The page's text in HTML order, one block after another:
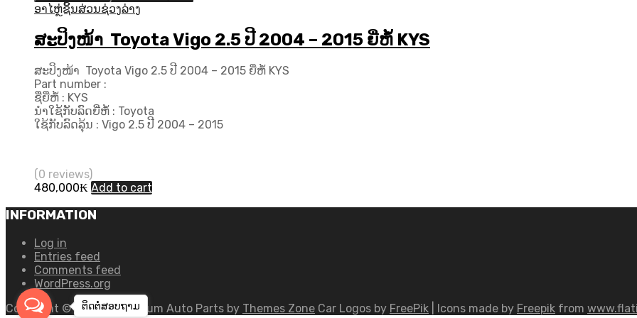
ອາໄຫຼ່ຊິ້ນສ່ວນຊ່ວງລ່າງ
ສະປິງໜ້າ Toyota Vigo 2.5 ປີ 2004 – 2015 ຍີ່ຫໍ້ KYS
ສະປິງໜ້າ Toyota Vigo 2.5 ປີ 2004 – 2015 ຍີ່ຫໍ້ KYS
Part number :
ຊື່ຍີ່ຫໍ້ : KYS
ນຳໃຊ້ກັບລົດຍີ່ຫໍ້ : Toyota
ໃຊ້ກັບລົດລຸ້ນ : Vigo 2.5 ປີ 2004 – 2015
(0 reviews)
480,000₭ Add to cart
INFORMATION
Log in
Entries feed
Comments feed
WordPress.org
Copyright ©2026 Chromium Auto Parts by Themes Zone Car Logos by FreePik | Icons made by Freepik from
ຕິດຕໍ່ສອບ​ຖາມ